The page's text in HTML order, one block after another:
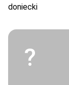
doniecki
?